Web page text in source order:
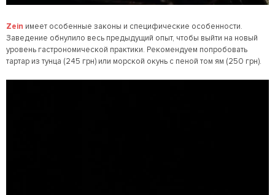
Zein имеет особенные законы и специфические особенности.
Заведение обнулило весь предыдущий опыт, чтобы выйти на новый
уровень гастрономической практики. Рекомендуем попробовать
тартар из тунца (245 грн) или морской окунь с пеной том ям (250 грн).